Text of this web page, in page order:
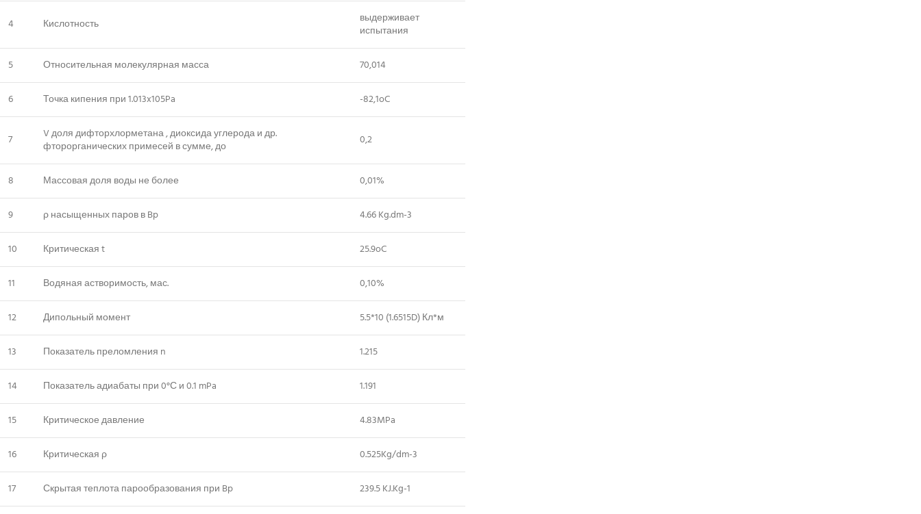
4 Кислотность
выдерживает
испытания
5 Относительная молекулярная масса 70,014
6 Точка кипения при 1.013x105Pa -82,1oC
7
V доля дифторхлорметана , диоксида углерода и др.
фторорганических примесей в сумме, до
0,2
8 Массовая доля воды не более 0,01%
9 ρ насыщенных паров в Bp 4.66 Kg.dm-3
10 Критическая t 25.9oC
11 Водяная астворимость, мас. 0,10%
12 Дипольный момент 5.5*10 (1.6515D) Кл*м
13 Показатель преломления n 1.215
14 Показатель адиабаты при 0°С и 0.1 mPa 1.191
15 Критическое давление 4.83MPa
16 Критическая ρ 0.525Kg/dm-3
17 Скрытая теплота парообразования при Bp 239.5 KJ.Kg-1